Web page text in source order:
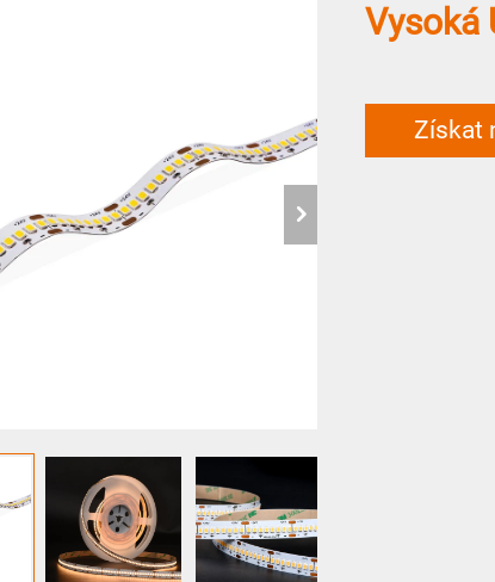
Vysoká
Získat